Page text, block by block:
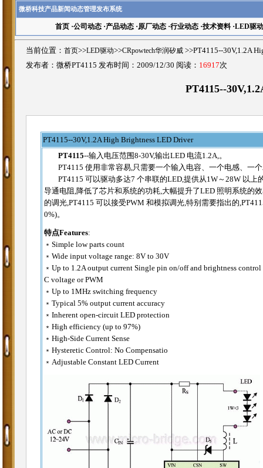
微桥科技产品新闻动态管理发布系统
首页·公司动态·产品动态·原厂动态·行业动态·技术资料·LED驱动
当前位置： 首页>>LED驱动>>CRpowtech华润矽威 >>PT4115--30V,1.2A
发布者：微桥PT4115 发布时间：2009/12/30 阅读： 16917次
PT4115--
PT4115--30V,1.2A High Brightness LED Driver
PT4115--输入电压范围8-30V,输出LED 电流1.2A,。
PT4115 使用非常容易,只需要一个输入电容、一个电感、一
PT4115 可以驱动多达7 个串联的LED,提供从1W～28W 以上
导通电阻,降低了芯片和系统的功耗,大幅提升了LED 照明系统的
的调光,PT4115 可以接受PWM 和模拟调光,特别需要指出的
0%)。
特点Features:
﹡Simple low parts count
﹡Wide input voltage range: 8V to 30V
﹡Up to 1.2A output current Single pin on/off and brightness control
C voltage or PWM
﹡Up to 1MHz switching frequency
﹡Typical 5% output current accuracy
﹡Inherent open-circuit LED protection
﹡High efficiency (up to 97%)
﹡High-Side Current Sense
﹡Hysteretic Control: No Compensatio
﹡Adjustable Constant LED Current